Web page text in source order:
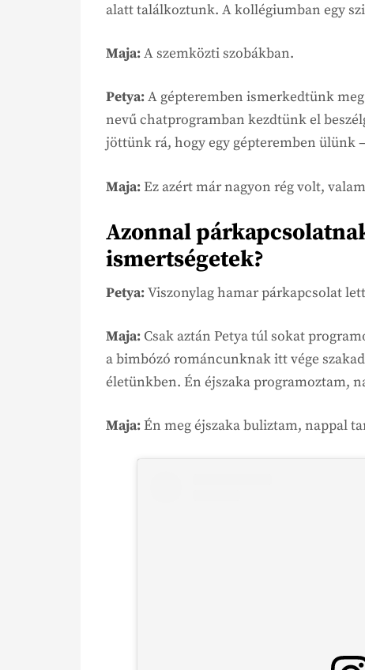
alatt találkoztunk. A kollégiumban egy
Maja:A szemközti szobákban.
Petya:A gépteremben ismerkedtünk
nevű chatprogramban kezdtünk el
jöttünk rá, hogy egy gépteremben ülünk
Maja:Ez azért már nagyon rég volt,
Azonnal
ismertségetek?
Petya:Viszonylag hamar párkapcsolat
Maja: Csak aztán Petya túl sokat
a bimbózó románcunknak itt vége
életünkben. Én éjszaka programoztam,
Maja:Én meg éjszaka buliztam, nappal